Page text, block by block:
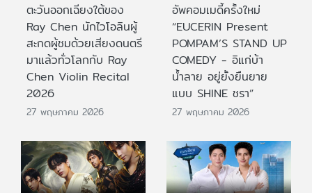
ตะวันออกเฉียงใต้ของ
Ray Chen นักไวโอลินผู้
สะกดผู้ชมด้วยเสียงดนตรี
มาแล้วทั่วโลกกับ Ray
Chen Violin Recital
2026
27 พฤษภาคม 2026
อัพคอมเมดี้ครั้งใหม่
“EUCERIN Present
POMPAM’S STAND UP
COMEDY - อิแก่บ้า
น้ำลาย อยู่ยั้งยืนยาย
แบบ SHINE ชรา”
27 พฤษภาคม 2026